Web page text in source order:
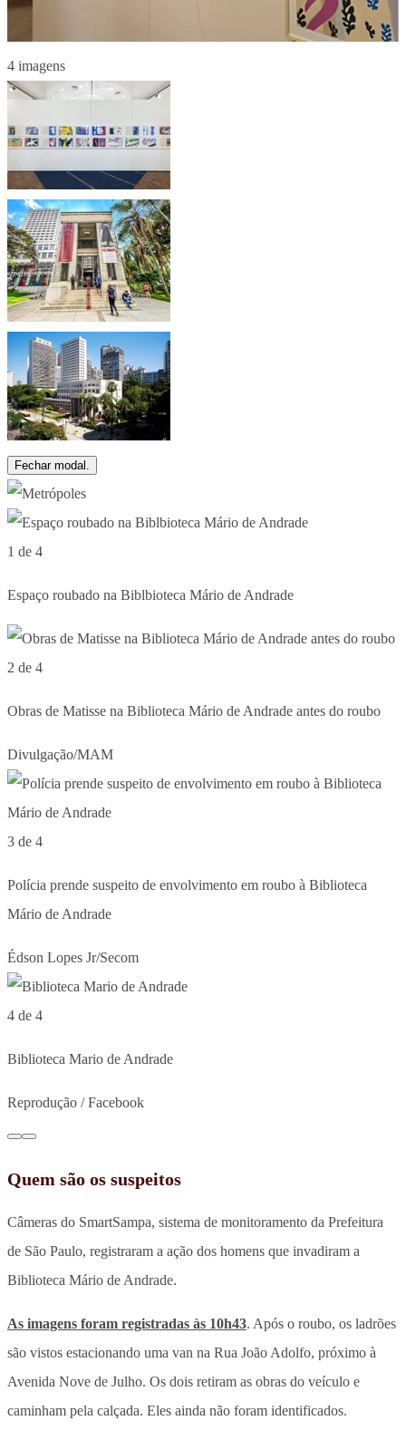
4 imagens
Fechar modal.
1 de 4
Espaço roubado na Biblbioteca Mário de Andrade
2 de 4
Obras de Matisse na Biblioteca Mário de Andrade antes do roubo
Divulgação/MAM
3 de 4
Polícia prende suspeito de envolvimento em roubo à Biblioteca
Mário de Andrade
Édson Lopes Jr/Secom
4 de 4
Biblioteca Mario de Andrade
Reprodução / Facebook
Quem são os suspeitos
Câmeras do SmartSampa, sistema de monitoramento da Prefeitura
de São Paulo, registraram a ação dos homens que invadiram a
Biblioteca Mário de Andrade.
As imagens foram registradas às 10h43. Após o roubo, os ladrões
são vistos estacionando uma van na Rua João Adolfo, próximo à
Avenida Nove de Julho. Os dois retiram as obras do veículo e
caminham pela calçada. Eles ainda não foram identificados.